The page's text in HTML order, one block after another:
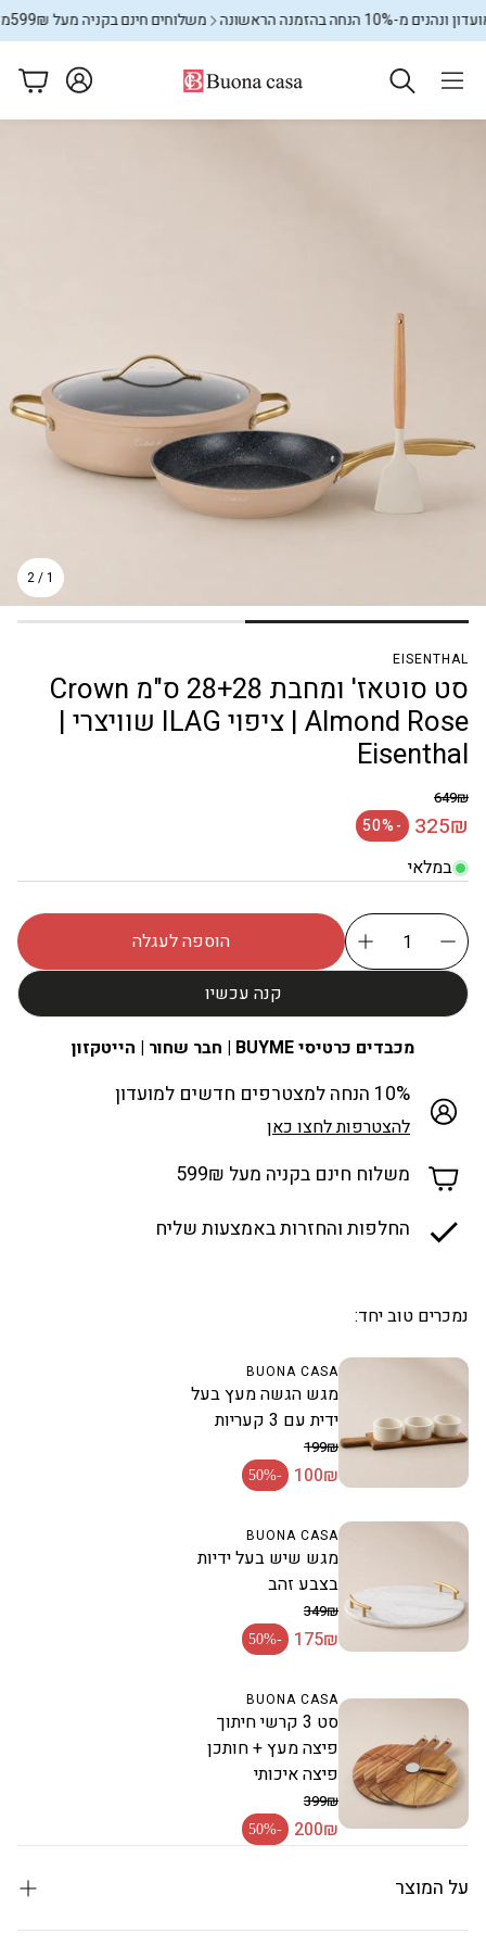
בהזמנה הראשונה משלוחים חינם בקניה מעל 599₪ מצטרפים
1
/
2
EISENTHAL
סט סוטאז' ומחבת 28+28 ס"מ Crown
Almond Rose | ציפוי ILAG שוויצרי |
Eisenthal
325₪
-50%
מחיר מבצע
מחיר רגיל
649₪
במלאי
הוספה לעגלה
קנה עכשיו
מכבדים כרטיסי BUYME | חבר שחור | הייטקזון
10% הנחה למצטרפים חדשים למועדון
להצטרפות לחצו כאן
משלוח חינם בקניה מעל 599₪
החלפות והחזרות באמצעות שליח
נמכרים טוב יחד:
BUONA CASA
מגש הגשה מעץ בעל
ידית עם 3 קעריות
100₪
-50%
מחיר מבצע
מחיר רגיל
199₪
BUONA CASA
מגש שיש בעל ידיות
בצבע זהב
175₪
-50%
מחיר מבצע
מחיר רגיל
349₪
BUONA CASA
סט 3 קרשי חיתוך
פיצה מעץ + חותכן
פיצה איכותי
200₪
-50%
מחיר מבצע
מחיר רגיל
399₪
על המוצר